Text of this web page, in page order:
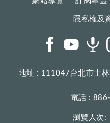
隱私權及
地址 : 111047台北市士
電話 :
瀏覽人次: